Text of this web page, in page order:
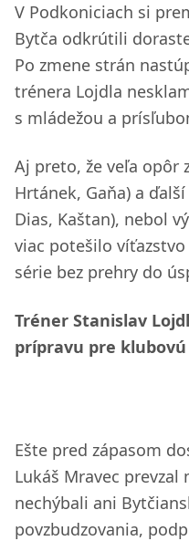
V Podkoniciach si
Bytča odkrútili
Po zmene strán
trénera Lojdla
s mládežou a
Aj preto, že veľa opôr
Hrtánek, Gaňa) a
Dias, Kaštan), nebol
viac potešilo
série bez prehry do
Tréner Stanislav
prípravu pre
Ešte pred zápasom
Lukáš Mravec prevzal
nechýbali ani
povzbudzovania,